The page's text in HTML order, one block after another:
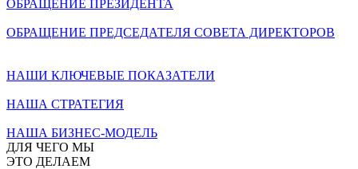
ОБРАЩЕНИЕ ПРЕЗИДЕНТА
ОБРАЩЕНИЕ ПРЕДСЕДАТЕЛЯ СОВЕТА ДИРЕКТОРОВ
НАШИ КЛЮЧЕВЫЕ ПОКАЗАТЕЛИ
НАША СТРАТЕГИЯ
НАША БИЗНЕС-МОДЕЛЬ
ДЛЯ ЧЕГО МЫ
ЭТО ДЕЛАЕМ